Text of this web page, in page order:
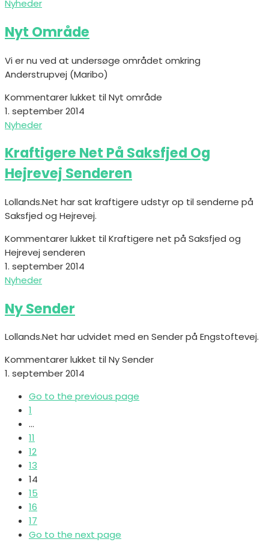
Nyheder
Nyt Område
Vi er nu ved at undersøge området omkring
Anderstrupvej (Maribo)
Kommentarer lukket til Nyt område
1. september 2014
Nyheder
Kraftigere Net På Saksfjed Og
Hejrevej Senderen
Lollands.Net har sat kraftigere udstyr op til senderne på
Saksfjed og Hejrevej.
Kommentarer lukket til Kraftigere net på Saksfjed og
Hejrevej senderen
1. september 2014
Nyheder
Ny Sender
Lollands.Net har udvidet med en Sender på Engstoftevej.
Kommentarer lukket til Ny Sender
1. september 2014
Go to the previous page
1
…
11
12
13
14
15
16
17
Go to the next page